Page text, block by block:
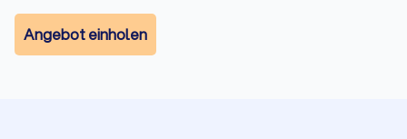
sind daher die maßgeblichen Aspekte, die Sie bei der Wahl
der passenden Finanzberatung in Heidenau (Sachsen)
Angebot einholen